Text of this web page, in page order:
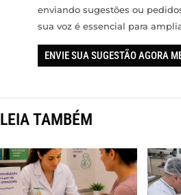
enviando sugestões ou
sua voz é essencial para
ENVIE SUA SUGESTÃO AGORA
LEIA TAMBÉM